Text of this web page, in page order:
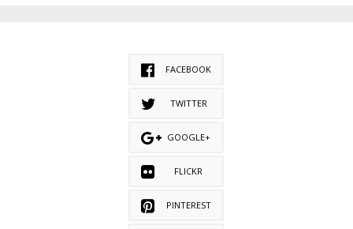
FACEBOOK
TWITTER
GOOGLE+
FLICKR
PINTEREST